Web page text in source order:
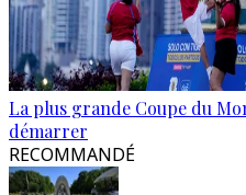
La plus grande Coupe du
démarrer
RECOMMANDÉ